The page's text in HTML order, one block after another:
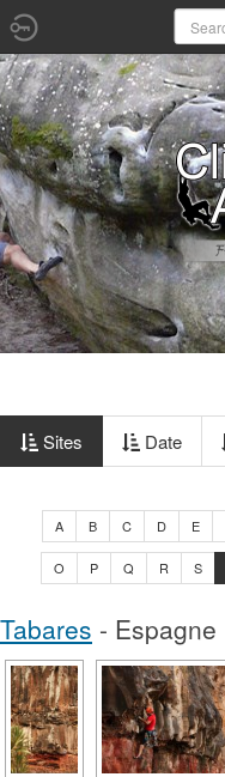
Sites Date
A B C D E
O P Q R S
Tabares - Espagne